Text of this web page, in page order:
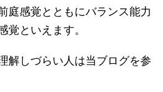
庭感覚とともにバランス能力
覚といえます。
解しづらい人は当ブログを参